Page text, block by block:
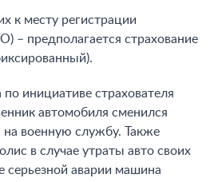
к месту регистрации
– предполагается страхование
инициативе страхователя
автомобиля сменился
военную службу. Также
в случае утраты авто своих
серьезной аварии машина